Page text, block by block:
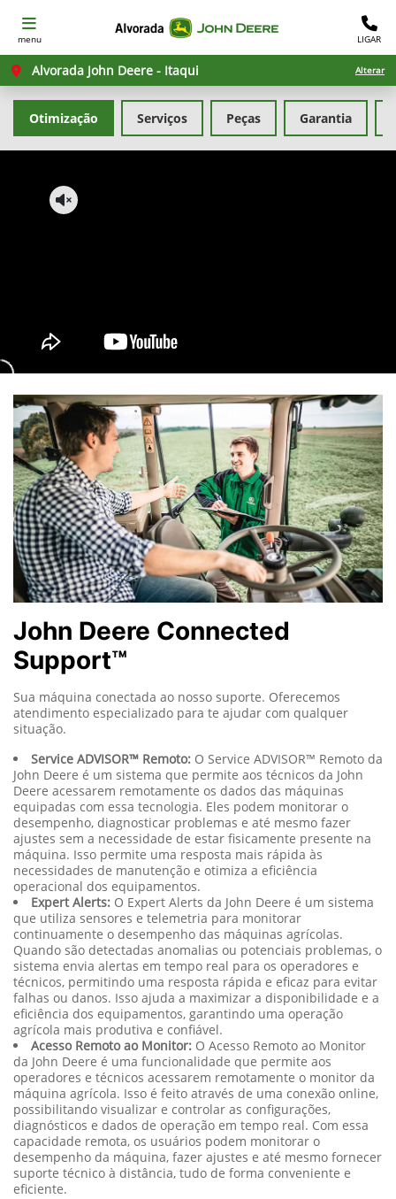
menu LIGAR
Alvorada John Deere - Itaqui Alterar
Serviços Peças Garantia
Otimização
John Deere Connected
Support™
Sua máquina conectada ao nosso suporte. Oferecemos
atendimento especializado para te ajudar com qualquer
situação.
Service ADVISOR™ Remoto: O Service ADVISOR™ Remoto da
John Deere é um sistema que permite aos técnicos da John
Deere acessarem remotamente os dados das máquinas
equipadas com essa tecnologia. Eles podem monitorar o
desempenho, diagnosticar problemas e até mesmo fazer
ajustes sem a necessidade de estar fisicamente presente na
máquina. Isso permite uma resposta mais rápida às
necessidades de manutenção e otimiza a eficiência
operacional dos equipamentos.
Expert Alerts: O Expert Alerts da John Deere é um sistema
que utiliza sensores e telemetria para monitorar
continuamente o desempenho das máquinas agrícolas.
Quando são detectadas anomalias ou potenciais problemas, o
sistema envia alertas em tempo real para os operadores e
técnicos, permitindo uma resposta rápida e eficaz para evitar
falhas ou danos. Isso ajuda a maximizar a disponibilidade e a
eficiência dos equipamentos, garantindo uma operação
agrícola mais produtiva e confiável.
Acesso Remoto ao Monitor: O Acesso Remoto ao Monitor
da John Deere é uma funcionalidade que permite aos
operadores e técnicos acessarem remotamente o monitor da
máquina agrícola. Isso é feito através de uma conexão online,
possibilitando visualizar e controlar as configurações,
diagnósticos e dados de operação em tempo real. Com essa
capacidade remota, os usuários podem monitorar o
desempenho da máquina, fazer ajustes e até mesmo fornecer
suporte técnico à distância, tudo de forma conveniente e
eficiente.